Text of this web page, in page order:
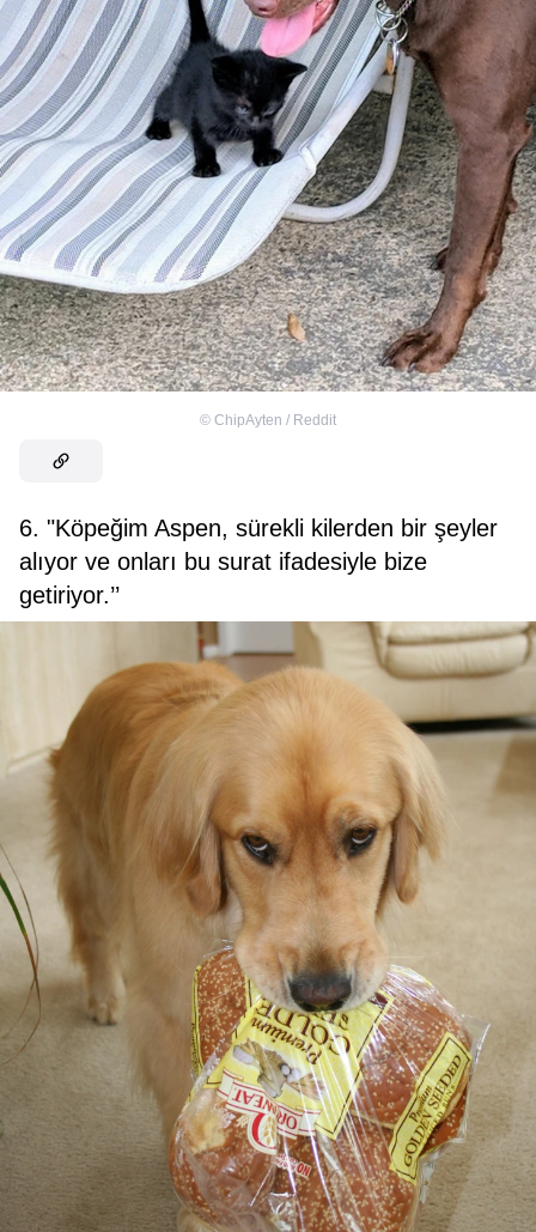
© ChipAyten / Reddit
6. "Köpeğim Aspen, sürekli kilerden bir şeyler
alıyor ve onları bu surat ifadesiyle bize
getiriyor.’’